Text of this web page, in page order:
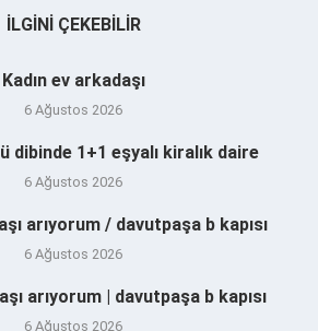
İLGINI ÇEKEBILIR
Kadın ev arkadaşı
6 Ağustos 2026
dibinde 1+1 eşyalı kiralık daire
6 Ağustos 2026
arıyorum / davutpaşa b kapısı
6 Ağustos 2026
arıyorum | davutpaşa b kapısı
6 Ağustos 2026